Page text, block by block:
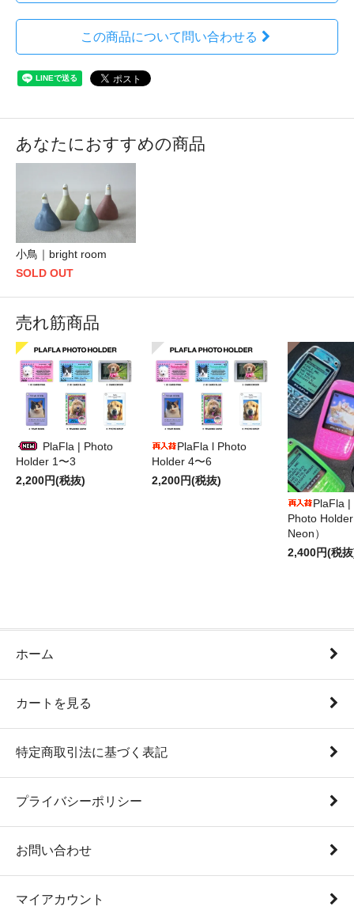
この商品について問い合わせる
あなたにおすすめの商品
小鳥｜bright room
SOLD OUT
売れ筋商品
PlaFla | Photo
Holder 1〜3
2,200円(税抜)
PlaFla l Photo
Holder 4〜6
2,200円(税抜)
PlaFla
Photo
Neon）
2,400円(税
ホーム
カートを見る
特定商取引法に基づく表記
プライバシーポリシー
お問い合わせ
マイアカウント